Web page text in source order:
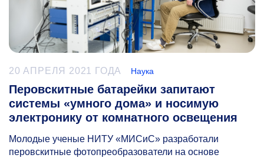
20 АПРЕЛЯ 2021 ГОДА Наука
Перовскитные батарейки запитают
системы «умного дома» и носимую
электронику от комнатного освещения
Молодые ученые НИТУ «МИСиС» разработали
перовскитные фотопреобразователи на основе